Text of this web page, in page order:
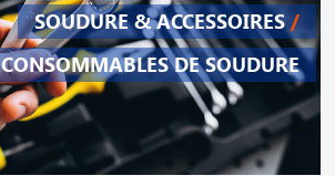
SOUDURE & ACCESSOIRES /
CONSOMMABLES DE SOUDURE